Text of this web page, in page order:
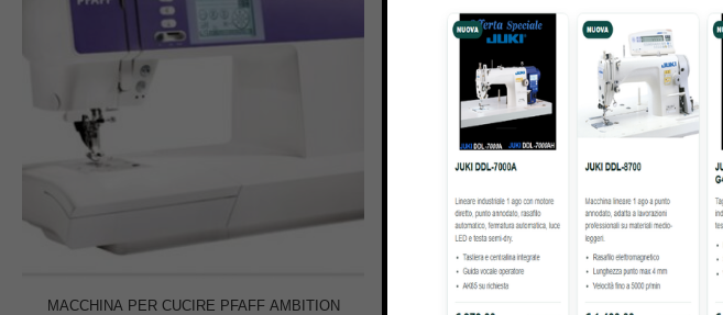
MACCHINA PER CUCIRE PFAFF AMBITION